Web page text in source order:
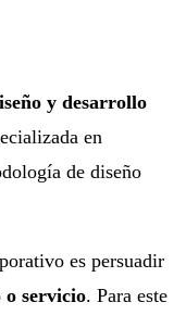
y desarrollo
en
de diseño
es persuadir
servicio. Para este